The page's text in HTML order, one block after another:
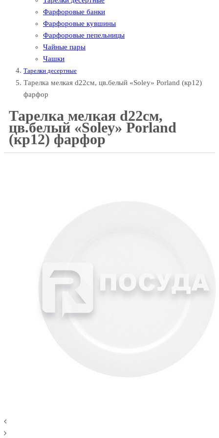
Фарфоровые банки
Фарфоровые кувшины
Фарфоровые пепельницы
Чайные пары
Чашки
Тарелки десертные
Тарелка мелкая d22см, цв.белый «Soley» Porland (кр12)
фарфор
Тарелка мелкая d22см,
цв.белый «Soley» Porland
(кр12) фарфор